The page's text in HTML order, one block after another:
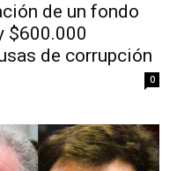
de un fondo
$600.000
de corrupción
0